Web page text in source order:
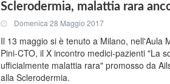
Sclerodermia, malattia rara
Domenica 28 Maggio 2017
Il 13 maggio si è tenuto a Milano, nell'Aula
Pini-CTO, il X incontro medici-pazienti "La
ufficialmente malattia rara" promosso da
alla Sclerodermia.